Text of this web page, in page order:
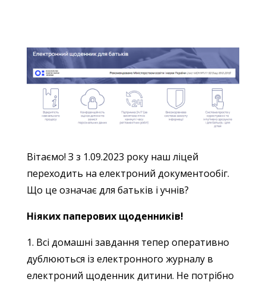
Вітаємо! З з 1.09.2023 року наш ліцей
переходить на електроний документообіг.
Що це означає для батьків і учнів?
Ніяких паперових щоденників!
1. Всі домашні завдання тепер оперативно
дублюються із електронного журналу в
електроний щоденник дитини. Не потрібно